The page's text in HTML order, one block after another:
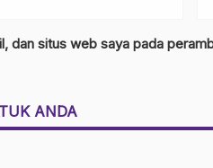
dan situs web saya pada
ANDA